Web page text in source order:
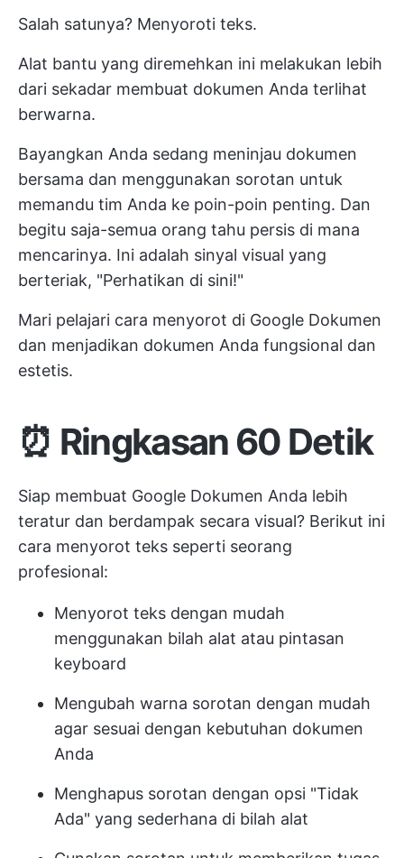
Salah satunya? Menyoroti teks.
Alat bantu yang diremehkan ini melakukan lebih
dari sekadar membuat dokumen Anda terlihat
berwarna.
Bayangkan Anda sedang meninjau dokumen
bersama dan menggunakan sorotan untuk
memandu tim Anda ke poin-poin penting. Dan
begitu saja-semua orang tahu persis di mana
mencarinya. Ini adalah sinyal visual yang
berteriak, "Perhatikan di sini!"
Mari pelajari cara menyorot di Google Dokumen
dan menjadikan dokumen Anda fungsional dan
estetis.
⏰ Ringkasan 60 Detik
Siap membuat Google Dokumen Anda lebih
teratur dan berdampak secara visual? Berikut ini
cara menyorot teks seperti seorang
profesional:
Menyorot teks dengan mudah
menggunakan bilah alat atau pintasan
keyboard
Mengubah warna sorotan dengan mudah
agar sesuai dengan kebutuhan dokumen
Anda
Menghapus sorotan dengan opsi "Tidak
Ada" yang sederhana di bilah alat